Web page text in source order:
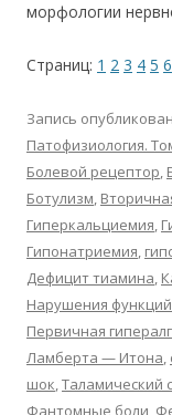
морфологии
Страниц: 1 2 3 4 5 6
Запись
Патофизиология.
Болевой рецептор,
Ботулизм,
Гиперкальциемия,
Гипонатриемия,
Дефицит тиамина,
Нарушения
Первичная
Ламберта — Итона,
шок,Таламический
Фантомные боли